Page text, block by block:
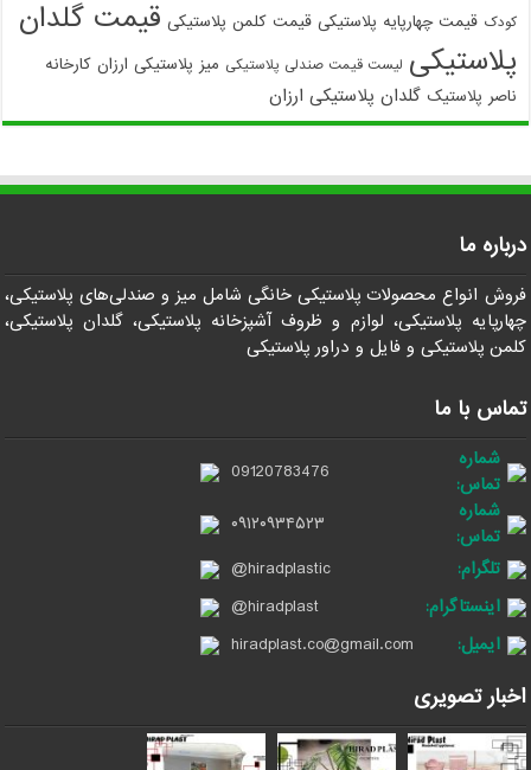
کودک قیمت چهارپایه پلاستیکی قیمت کلمن پلاستیکی قیمت گلدان
پلاستیکی لیست قیمت صندلی پلاستیکی میز پلاستیکی ارزان کارخانه
ناصر پلاستیک گلدان پلاستیکی ارزان
درباره ما
فروش انواع محصولات پلاستیکی خانگی شامل میز و صندلی‌های پلاستیکی،
چهارپایه پلاستیکی، لوازم و ظروف آشپزخانه پلاستیکی، گلدان پلاستیکی،
کلمن پلاستیکی و فایل و دراور پلاستیکی
تماس با ما
شماره
تماس:
09120783476
شماره
تماس:
۰۹۱۲۰۹۳۴۵۲۳
تلگرام:
@hiradplastic
اینستاگرام:
@hiradplast
ایمیل:
hiradplast.co@gmail.com
اخبار تصویری